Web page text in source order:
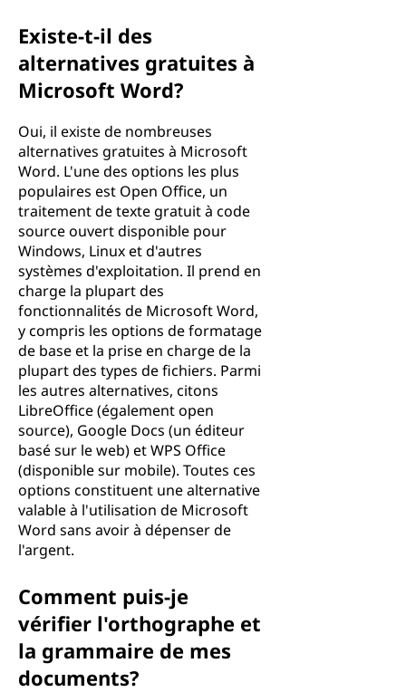
Existe-t-il des
alternatives gratuites à
Microsoft Word?
Oui, il existe de nombreuses
alternatives gratuites à Microsoft
Word. L'une des options les plus
populaires est Open Office, un
traitement de texte gratuit à code
source ouvert disponible pour
Windows, Linux et d'autres
systèmes d'exploitation. Il prend en
charge la plupart des
fonctionnalités de Microsoft Word,
y compris les options de formatage
de base et la prise en charge de la
plupart des types de fichiers. Parmi
les autres alternatives, citons
LibreOffice (également open
source), Google Docs (un éditeur
basé sur le web) et WPS Office
(disponible sur mobile). Toutes ces
options constituent une alternative
valable à l'utilisation de Microsoft
Word sans avoir à dépenser de
l'argent.
Comment puis-je
vérifier l'orthographe et
la grammaire de mes
documents?